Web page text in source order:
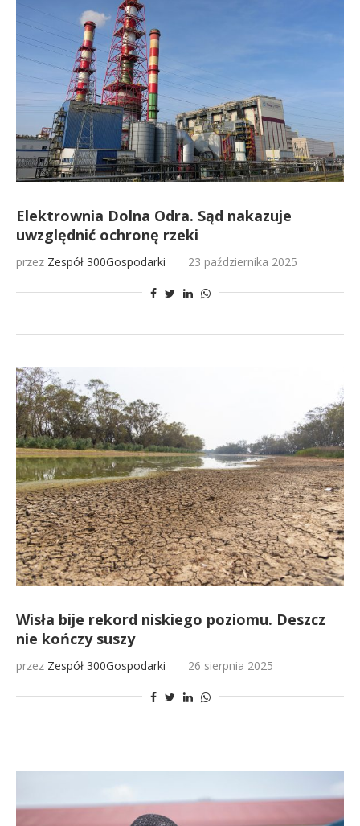
Elektrownia Dolna Odra. Sąd nakazuje
uwzględnić ochronę rzeki
przez Zespół 300Gospodarki 23 października 2025
Wisła bije rekord niskiego poziomu. Deszcz
nie kończy suszy
przez Zespół 300Gospodarki 26 sierpnia 2025